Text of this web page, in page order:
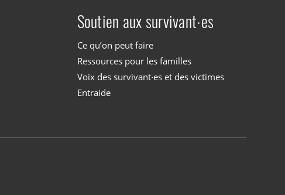
Soutien aux survivant·es
Ce qu’on peut faire
Ressources pour les familles
Voix des survivant·es et des victimes
Entraide